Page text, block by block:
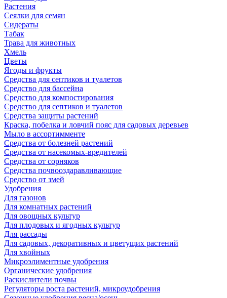
Растения
Сеялки для семян
Сидераты
Табак
Трава для животных
Хмель
Цветы
Ягоды и фрукты
Средства для септиков и туалетов
Средство для бассейна
Средство для компостирования
Средство для септиков и туалетов
Средства защиты растений
Краска, побелка и ловчий пояс для садовых деревьев
Мыло в ассортимменте
Средства от болезней растений
Средства от насекомых-вредителей
Средства от сорняков
Средства почвооздаравливающие
Средство от змей
Удобрения
Для газонов
Для комнатных растений
Для овощных культур
Для плодовых и ягодных культур
Для рассады
Для садовых, декоративных и цветущих растений
Для хвойных
Микроэлиментные удобрения
Органические удобрения
Раскислители почвы
Регуляторы роста растений, микроудобрения